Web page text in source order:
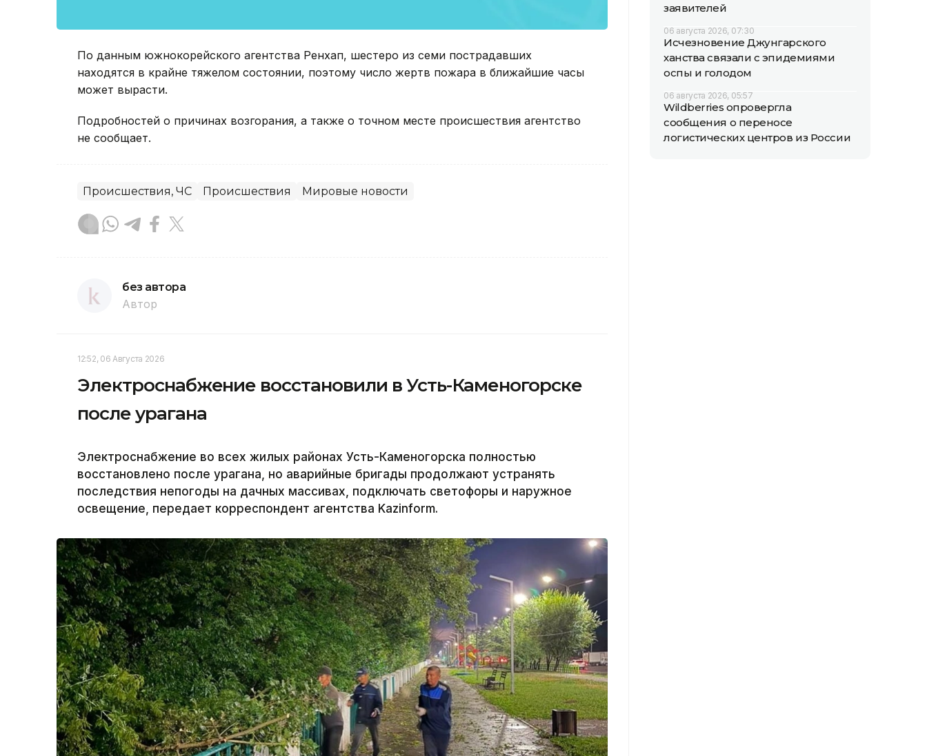
По данным южнокорейского агентства Ренхап, шестеро из семи пострадавших
находятся в крайне тяжелом состоянии, поэтому число жертв пожара в ближайшие часы
может вырасти.
Подробностей о причинах возгорания, а также о точном месте происшествия агентство
не сообщает.
Происшествия, ЧС Происшествия Мировые новости
без автора
Автор
12:52, 06 Августа 2026
Электроснабжение восстановили в Усть-Каменогорске
после урагана
Электроснабжение во всех жилых районах Усть-Каменогорска полностью
восстановлено после урагана, но аварийные бригады продолжают устранять
последствия непогоды на дачных массивах, подключать светофоры и наружное
освещение, передает корреспондент агентства Kazinform.
заявителей
06 августа 2026, 07:30
Исчезновение Джунгарского
ханства связали с эпидемиями
оспы и голодом
06 августа 2026, 05:57
Wildberries опровергла
сообщения о переносе
логистических центров из России